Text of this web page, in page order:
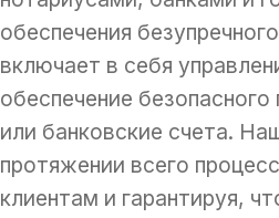
обеспечения
включает в себя
обеспечение
или банковские счета.
протяжении всего
клиентам и гарантируя,